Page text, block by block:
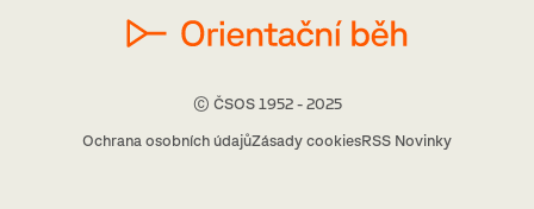
© ČSOS 1952 - 2025
Ochrana osobních údajůZásady cookiesRSS Novinky